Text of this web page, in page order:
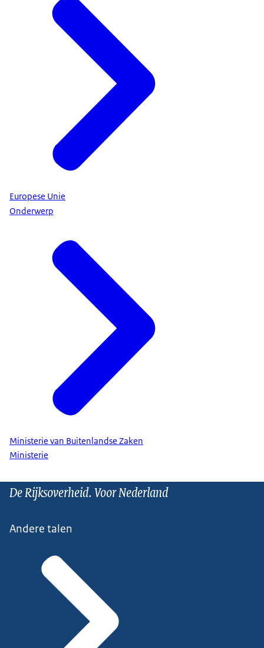
Europese Unie
Onderwerp
Ministerie van Buitenlandse Zaken
Ministerie
De Rijksoverheid. Voor Nederland
Andere talen